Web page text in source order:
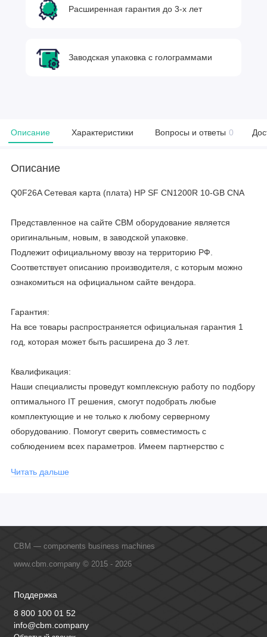
Расширенная гарантия до 3-х лет
Заводская упаковка с голограммами
Описание Характеристики Вопросы и ответы 0
Описание
Q0F26A Сетевая карта (плата) HP SF CN1200R 10-GB CNA
Представленное на сайте CBM оборудование является
оригинальным, новым, в заводской упаковке.
Подлежит официальному ввозу на территорию РФ.
Соответствует описанию производителя, с которым можно
ознакомиться на официальном сайте вендора.
Гарантия:
На все товары распространяется официальная гарантия 1
год, которая может быть расширена до 3 лет.
Квалификация:
Наши специалисты проведут комплексную работу по подбору
оптимального IT решения, смогут подобрать любые
комплектующие и не только к любому серверному
оборудованию. Помогут сверить совместимость с
соблюдением всех параметров. Имеем партнерство с
обучение сотрудников, что позволяет исключить ошибки даже
Читать дальше
CBM — components business machines
www.cbm.company © 2015 - 2026
Поддержка
8 800 100 01 52
info@cbm.company